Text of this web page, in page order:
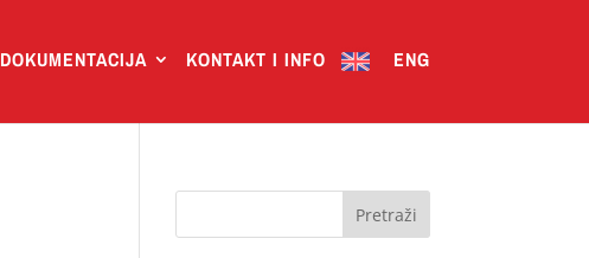
DOKUMENTACIJA KONTAKT I INFO ENG